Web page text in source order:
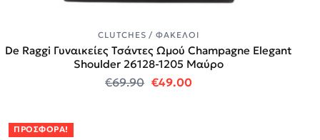
CLUTCHES / ΦΆΚΕΛΟΙ
De Raggi Γυναικείες Τσάντες Ωμού Champagne Elegant
Shoulder 26128-1205 Μαύρο
€69.90 Original price was: €69.90.
€49.00Η τρέχουσα τιμή
ΠΡΟΣΦΟΡΆ!